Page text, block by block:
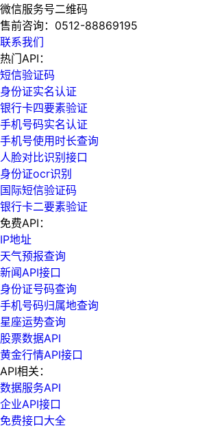
微信服务号二维码
售前咨询： 0512-88869195
联系我们
热门API：
短信验证码
身份证实名认证
银行卡四要素验证
手机号码实名认证
手机号使用时长查询
人脸对比识别接口
身份证ocr识别
国际短信验证码
银行卡二要素验证
免费API：
IP地址
天气预报查询
新闻API接口
身份证号码查询
手机号码归属地查询
星座运势查询
股票数据API
黄金行情API接口
API相关：
数据服务API
企业API接口
免费接口大全